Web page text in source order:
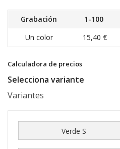
Grabación 1-100
Un color
15,40 €
Calculadora de precios
Selecciona variante
Variantes
Verde S